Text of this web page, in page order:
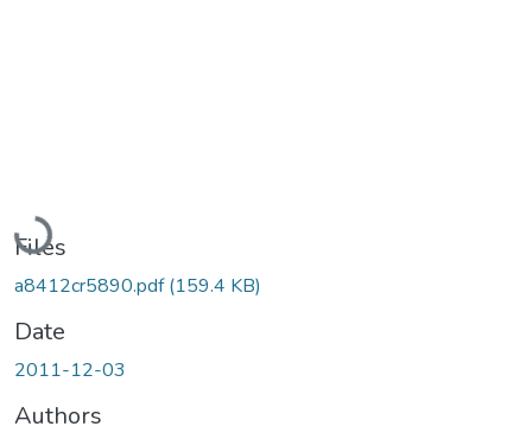
Loading...
Files
a8412cr5890.pdf(159.4 KB)
Date
2011-12-03
Authors